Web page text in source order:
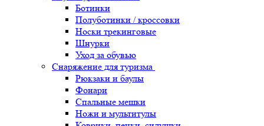
Ботинки
Полуботинки / кроссовки
Носки трекинговые
Шнурки
Уход за обувью
Снаряжение для туризма
Рюкзаки и баулы
Фонари
Спальные мешки
Ножи и мультитулы